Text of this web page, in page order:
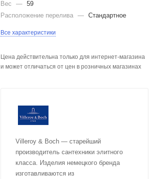
Вес
— 59
Расположение перелива — Стандартное
Все характеристики
Цена действительна только для интернет-магазина
и может отличаться от цен в розничных магазинах
Villeroy & Boch — старейший
производитель сантехники элитного
класса. Изделия немецкого бренда
изготавливаются из